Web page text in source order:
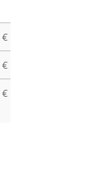
€
€
€